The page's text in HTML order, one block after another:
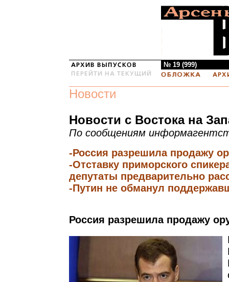
№ 19 (999)
Новости
Новости с Востока на
По сообщениям
-Россия разрешила продажу
-Отставку приморского
депутаты предварительно
-Путин не обманул
Россия разрешила продажу